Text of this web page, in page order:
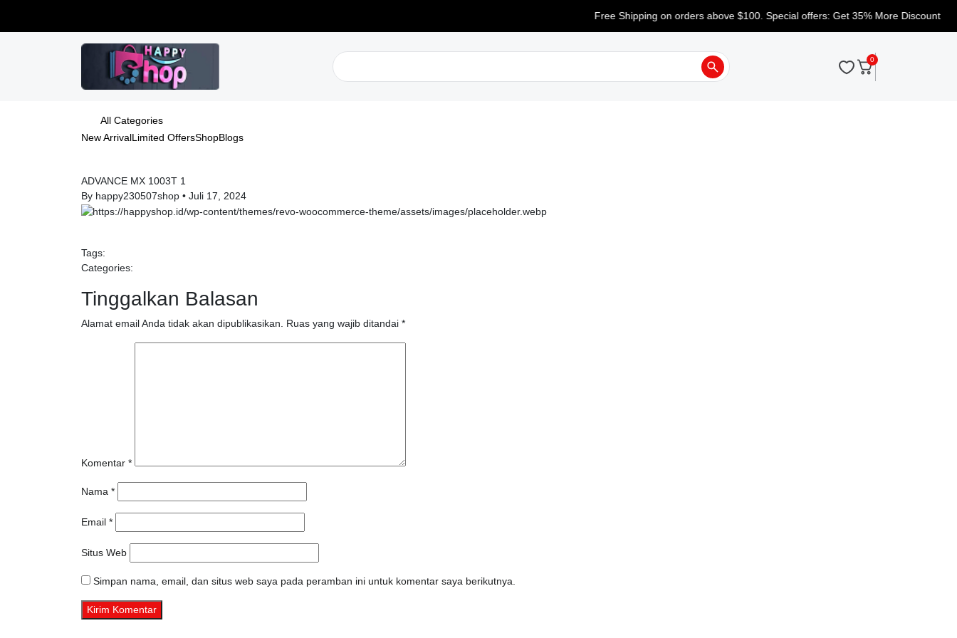
Free Shipping on orders above $100. Special offers: Get 35% More Discount
0
All Categories
New ArrivalLimited OffersShopBlogs
ADVANCE MX 1003T 1
By happy230507shop • Juli 17, 2024
Tags:
Categories:
Tinggalkan Balasan
Alamat email Anda tidak akan dipublikasikan. Ruas yang wajib ditandai *
Komentar *
Nama *
Email *
Situs Web
Simpan nama, email, dan situs web saya pada peramban ini untuk komentar saya berikutnya.